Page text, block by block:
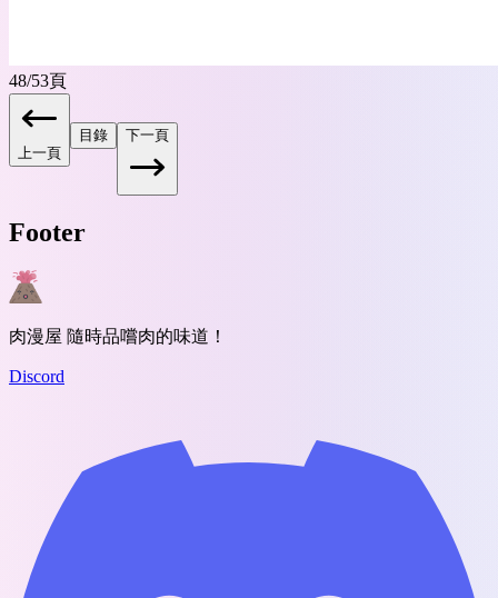
48/53頁
上一頁
目錄 下一頁
Footer
肉漫屋 隨時品嚐肉的味道！
Discord